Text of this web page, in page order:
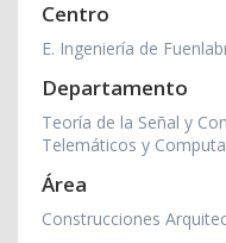
Centro
E. Ingeniería de
Departamento
Teoría de la Señal y
Telemáticos y
Área
Construcciones